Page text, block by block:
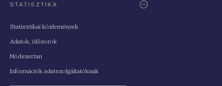
STATISZTIKA
Statisztikai közlemények
Adatok, idősorok
Módszertan
Információk adatszolgáltatóknak